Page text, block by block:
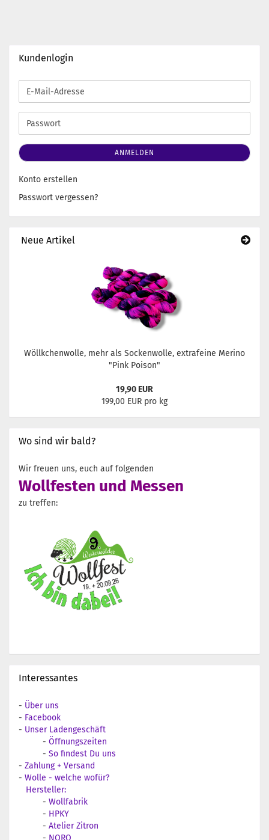
Kundenlogin
E-
Mail-
Adresse
Passwort
ANMELDEN
Konto erstellen
Passwort vergessen?
Neue Artikel
Wöllkchenwolle, mehr als Sockenwolle, extrafeine Merino
"Pink Poison"
19,90 EUR
199,00 EUR pro kg
Wo sind wir bald?
Wir freuen uns, euch auf folgenden
Wollfesten und Messen
zu treffen:
Interessantes
- Über uns
- Facebook
- Unser Ladengeschäft
- Öffnungszeiten
- So findest Du uns
- Zahlung + Versand
- Wolle - welche wofür?
Hersteller:
- Wollfabrik
- HPKY
- Atelier Zitron
- NORO